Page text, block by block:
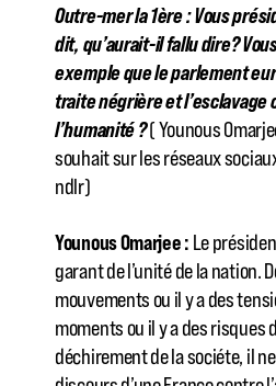
Outre-mer la 1ère : Vous
dit, qu’aurait-il fallu dire?
exemple que le parlement
traite négrière et l’esclavage
l’humanité ?( Younous
souhait sur les réseaux
ndlr)
Younous Omarjee : Le
garant de l’unité de la nation.
mouvements ou il y a des
moments ou il y a des risques
déchirement de la sociéte, il